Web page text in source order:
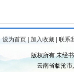
设为首页 加入收藏 联系
版权所有 未经
云南省临沧